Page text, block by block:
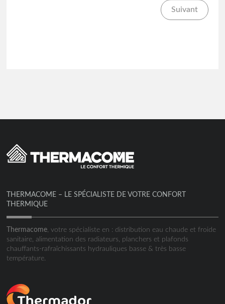
Suivant
THERMACOME – LE SPÉCIALISTE DE VOTRE CONFORT
THERMIQUE
Thermacome, votre spécialiste en : distribution eau chaude et froide
sanitaire, alimentation des radiateurs, planchers et plafonds
chauffants-rafraîchissants hydrauliques basse & très basse
température.